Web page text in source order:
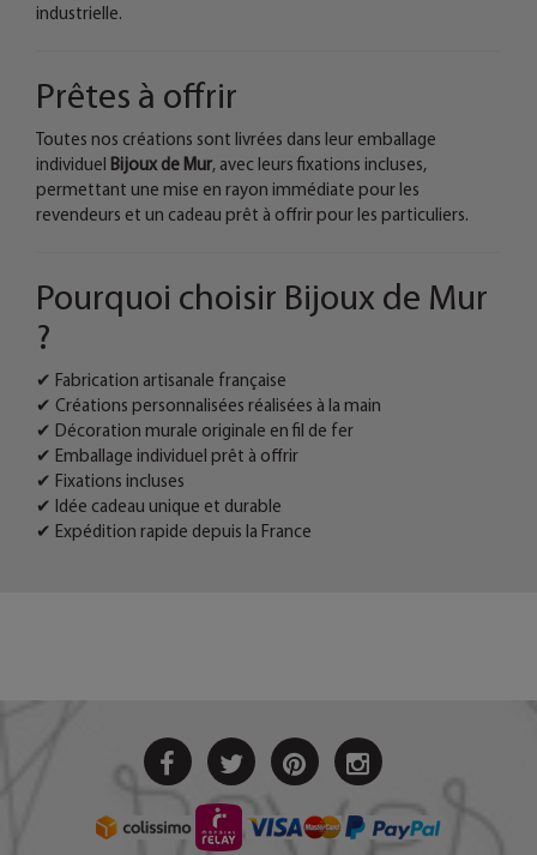
industrielle.
Prêtes à offrir
Toutes nos créations sont livrées dans leur emballage
individuel Bijoux de Mur, avec leurs fixations incluses,
permettant une mise en rayon immédiate pour les
revendeurs et un cadeau prêt à offrir pour les particuliers.
Pourquoi choisir Bijoux de Mur
?
✔ Fabrication artisanale française
✔ Créations personnalisées réalisées à la main
✔ Décoration murale originale en fil de fer
✔ Emballage individuel prêt à offrir
✔ Fixations incluses
✔ Idée cadeau unique et durable
✔ Expédition rapide depuis la France